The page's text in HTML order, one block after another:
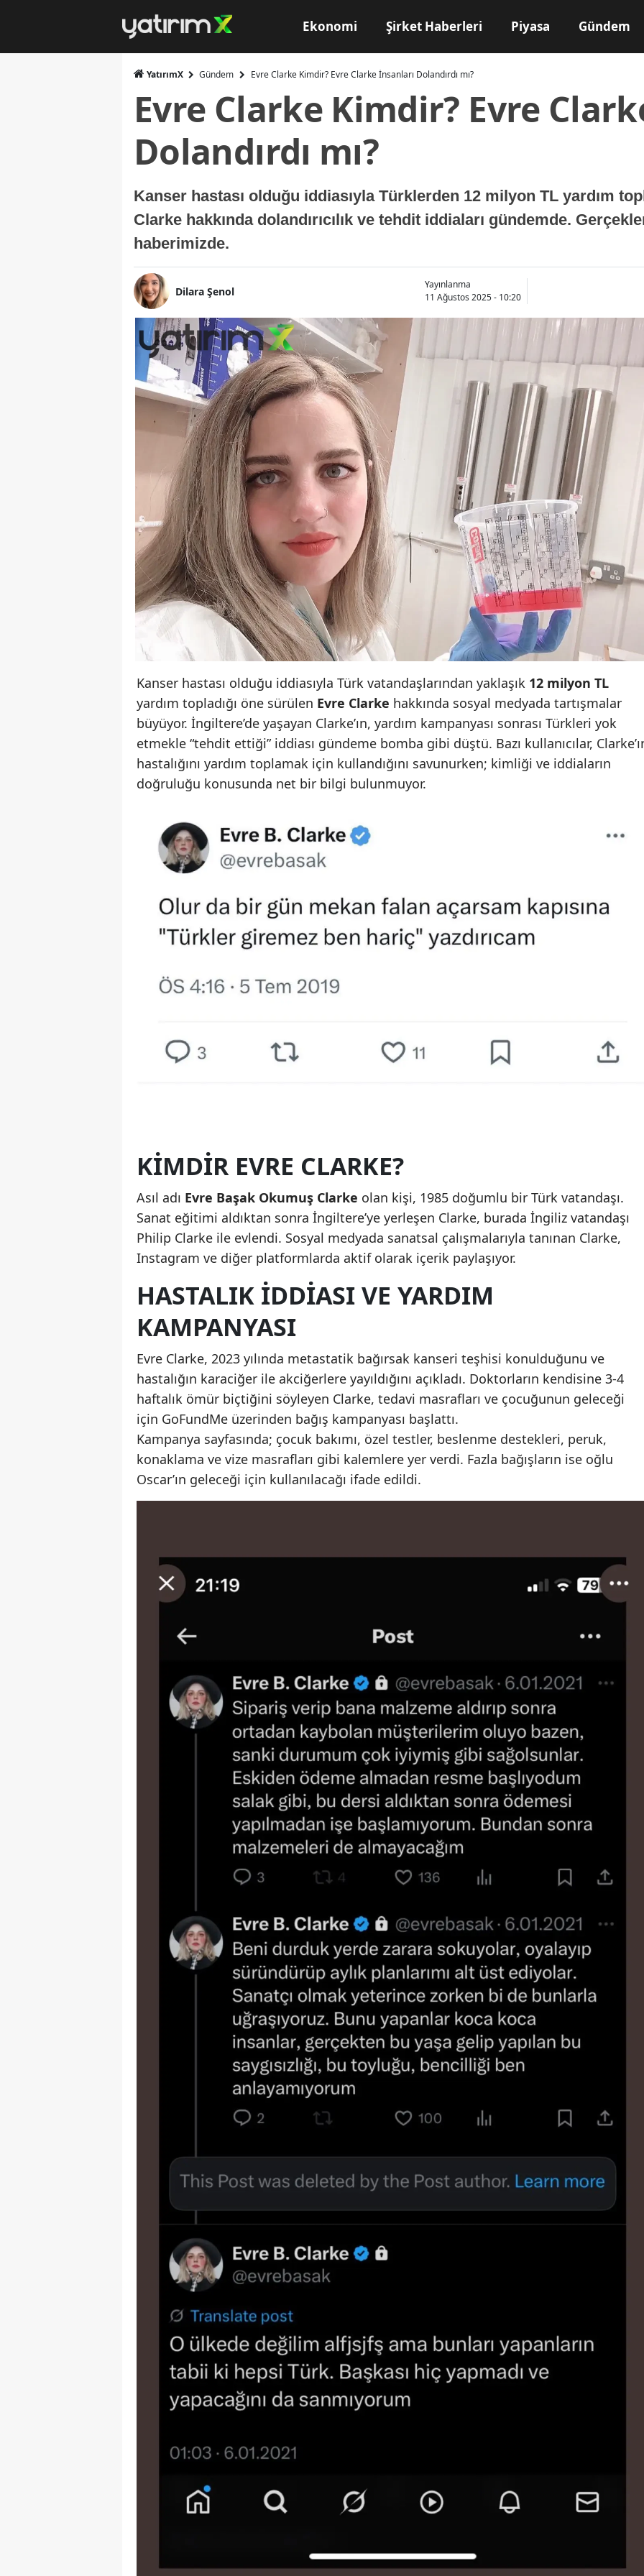
Ekonomi Şirket Haberleri Piyasa Gündem
YatırımX Gündem Evre Clarke Kimdir? Evre Clarke İnsanları Dolandırdı mı?
Evre Clarke Kimdir? Evre
Dolandırdı mı?
Kanser hastası olduğu iddiasıyla Türklerden 12 milyon TL yardım
Clarke hakkında dolandırıcılık ve tehdit iddiaları gündemde.
haberimizde.
Dilara Şenol
Yayınlanma
11 Ağustos 2025 - 10:20
Kanser hastası olduğu iddiasıyla Türk vatandaşlarından yaklaşık 12 milyon TL
yardım topladığı öne sürülen Evre Clarke hakkında sosyal medyada tartışmalar
büyüyor. İngiltere’de yaşayan Clarke’ın, yardım kampanyası sonrası Türkleri yok
etmekle “tehdit ettiği” iddiası gündeme bomba gibi düştü. Bazı kullanıcılar,
hastalığını yardım toplamak için kullandığını savunurken; kimliği ve iddiaların
doğruluğu konusunda net bir bilgi bulunmuyor.
KIMDIR EVRE CLARKE?
Asıl adı Evre Başak Okumuş Clarke olan kişi, 1985 doğumlu bir Türk vatandaşı.
Sanat eğitimi aldıktan sonra İngiltere’ye yerleşen Clarke, burada İngiliz vatandaşı
Philip Clarke ile evlendi. Sosyal medyada sanatsal çalışmalarıyla tanınan Clarke,
Instagram ve diğer platformlarda aktif olarak içerik paylaşıyor.
HASTALIK İDDIASI VE YARDIM
KAMPANYASI
Evre Clarke, 2023 yılında metastatik bağırsak kanseri teşhisi konulduğunu ve
hastalığın karaciğer ile akciğerlere yayıldığını açıkladı. Doktorların kendisine 3-4
haftalık ömür biçtiğini söyleyen Clarke, tedavi masrafları ve çocuğunun geleceği
için GoFundMe üzerinden bağış kampanyası başlattı.
Kampanya sayfasında; çocuk bakımı, özel testler, beslenme destekleri, peruk,
konaklama ve vize masrafları gibi kalemlere yer verdi. Fazla bağışların ise oğlu
Oscar’ın geleceği için kullanılacağı ifade edildi.